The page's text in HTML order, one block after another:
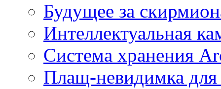
Будущее за
Интеллектуальная
Система хранения
Плащ-невидимка